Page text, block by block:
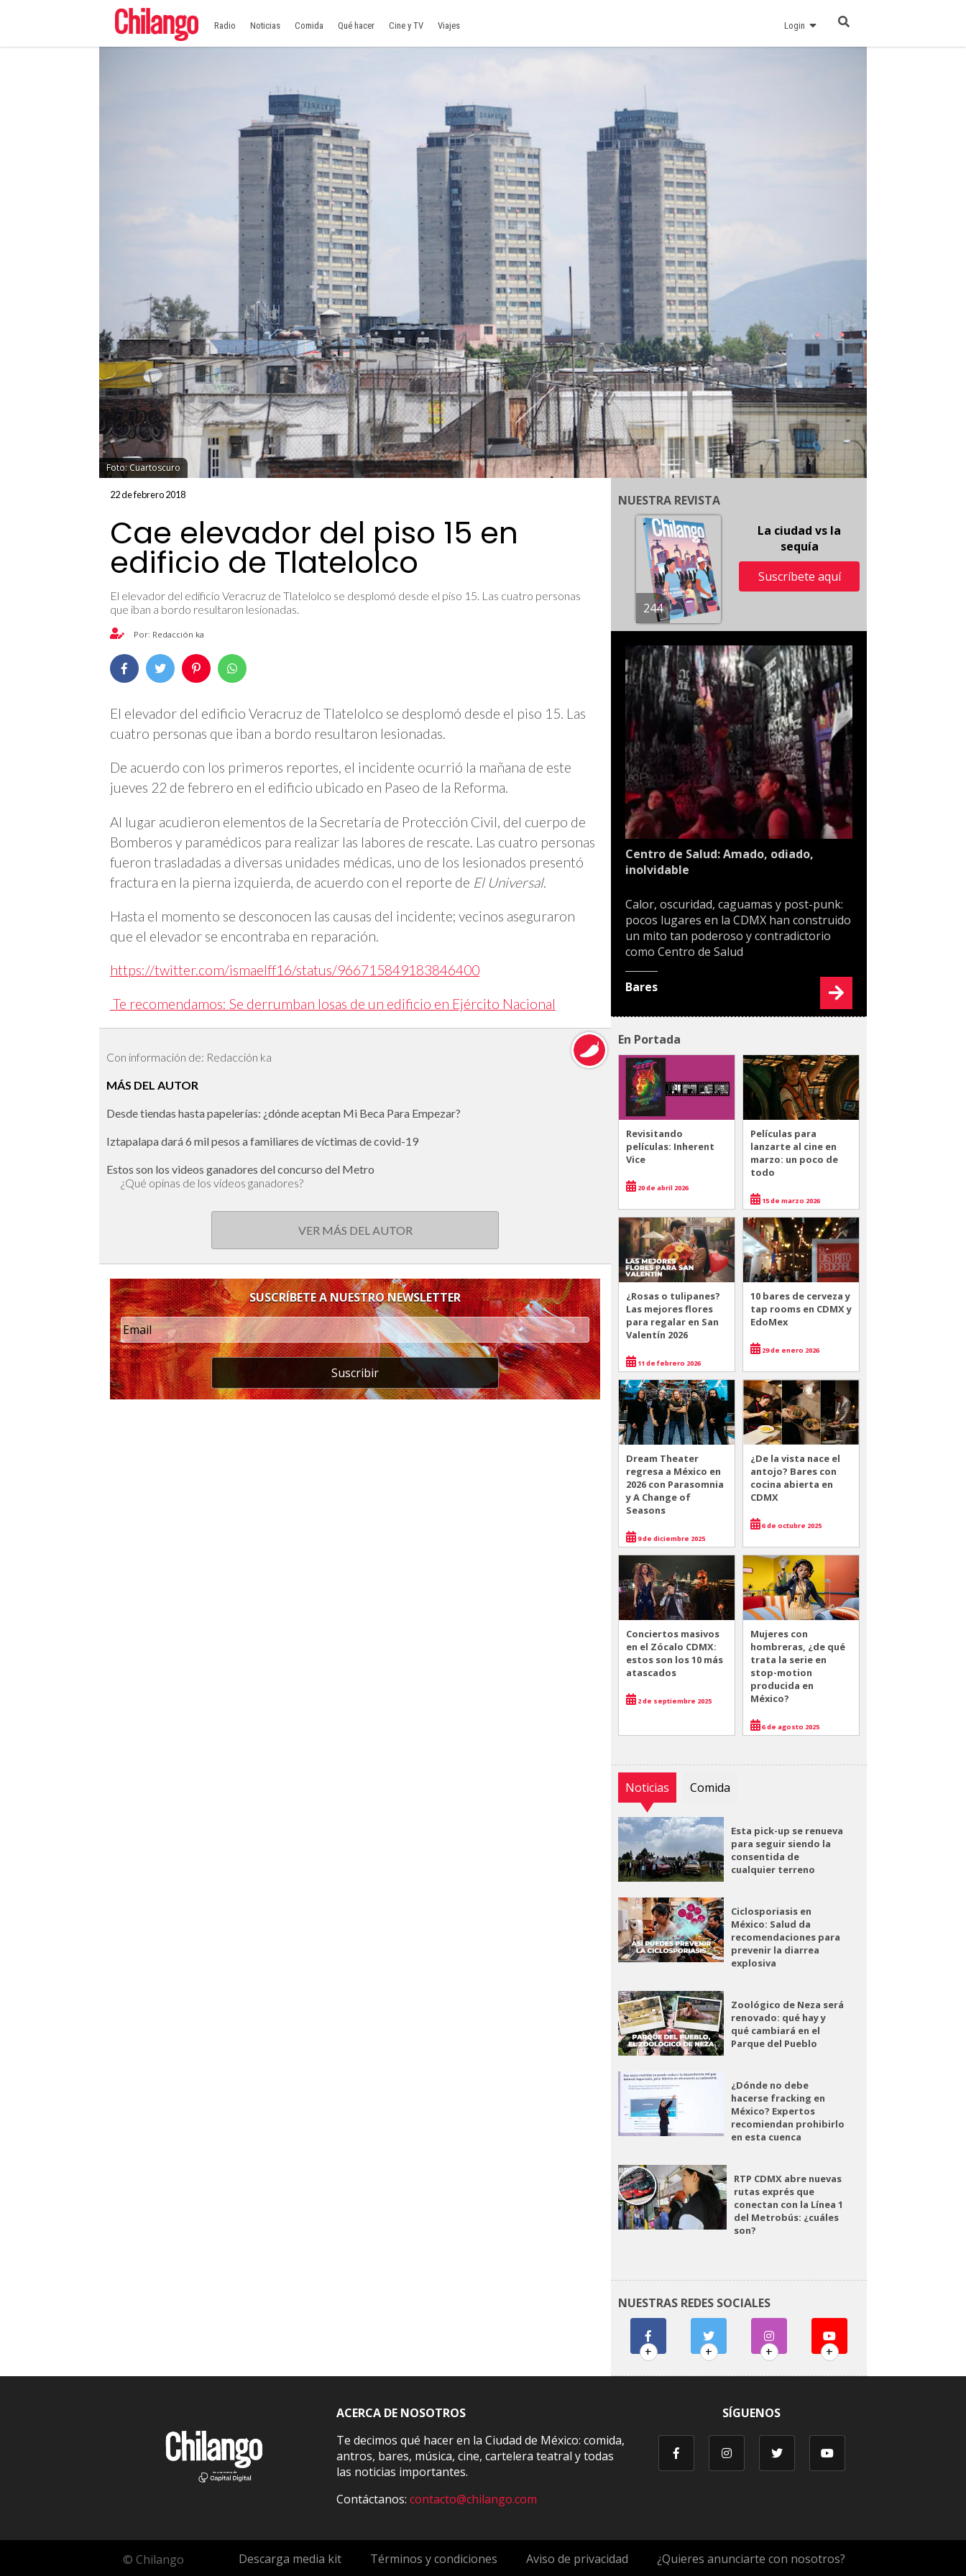
Radio Noticias Comida Qué hacer Cine y TV Viajes Login
Foto: Cuartoscuro
22 de febrero 2018
Cae elevador del piso 15 en
edificio de Tlatelolco
El elevador del edificio Veracruz de Tlatelolco se desplomó desde el piso 15. Las cuatro personas
que iban a bordo resultaron lesionadas.
Por: Redacción ka
El elevador del edificio Veracruz de Tlatelolco se desplomó desde el piso 15. Las
cuatro personas que iban a bordo resultaron lesionadas.
De acuerdo con los primeros reportes, el incidente ocurrió la mañana de este
jueves 22 de febrero en el edificio ubicado en Paseo de la Reforma.
Al lugar acudieron elementos de la Secretaría de Protección Civil, del cuerpo de
Bomberos y paramédicos para realizar las labores de rescate. Las cuatro personas
fueron trasladadas a diversas unidades médicas, uno de los lesionados presentó
fractura en la pierna izquierda, de acuerdo con el reporte de El Universal.
Hasta el momento se desconocen las causas del incidente; vecinos aseguraron
que el elevador se encontraba en reparación.
https://twitter.com/ismaelff16/status/966715849183846400
Te recomendamos: Se derrumban losas de un edificio en Ejército Nacional
Con información de: Redacción ka
MÁS DEL AUTOR
Desde tiendas hasta papelerías: ¿dónde aceptan Mi Beca Para Empezar?
Iztapalapa dará 6 mil pesos a familiares de víctimas de covid-19
Estos son los videos ganadores del concurso del Metro
¿Qué opinas de los videos ganadores?
VER MÁS DEL AUTOR
SUSCRÍBETE A NUESTRO NEWSLETTER
Suscribir
NUESTRA REVISTA
244
La ciudad vs la
sequía
Suscríbete aquí
Centro de Salud: Amado, odiado,
inolvidable
Calor, oscuridad, caguamas y post-punk:
pocos lugares en la CDMX han construido
un mito tan poderoso y contradictorio
como Centro de Salud
Bares
En Portada
Revisitando
películas: Inherent
Vice
20 de abril 2026
Películas para
lanzarte al cine en
marzo: un poco de
todo
15 de marzo 2026
¿Rosas o tulipanes?
Las mejores flores
para regalar en San
Valentín 2026
11 de febrero 2026
10 bares de cerveza y
tap rooms en CDMX y
EdoMex
29 de enero 2026
Dream Theater
regresa a México en
2026 con Parasomnia
y A Change of
Seasons
9 de diciembre 2025
¿De la vista nace el
antojo? Bares con
cocina abierta en
CDMX
6 de octubre 2025
Conciertos masivos
en el Zócalo CDMX:
estos son los 10 más
atascados
2 de septiembre 2025
Mujeres con
hombreras, ¿de qué
trata la serie en
stop-motion
producida en
México?
6 de agosto 2025
Noticias Comida
Esta pick-up se renueva
para seguir siendo la
consentida de
cualquier terreno
Ciclosporiasis en
México: Salud da
recomendaciones para
prevenir la diarrea
explosiva
Zoológico de Neza será
renovado: qué hay y
qué cambiará en el
Parque del Pueblo
¿Dónde no debe
hacerse fracking en
México? Expertos
recomiendan prohibirlo
en esta cuenca
RTP CDMX abre nuevas
rutas exprés que
conectan con la Línea 1
del Metrobús: ¿cuáles
son?
NUESTRAS REDES SOCIALES
+ + + +
ACERCA DE NOSOTROS
Te decimos qué hacer en la Ciudad de México: comida,
antros, bares, música, cine, cartelera teatral y todas
las noticias importantes.
Contáctanos:contacto@chilango.com
SÍGUENOS
© Chilango Descarga media kit Términos y condiciones Aviso de privacidad ¿Quieres anunciarte con nosotros?